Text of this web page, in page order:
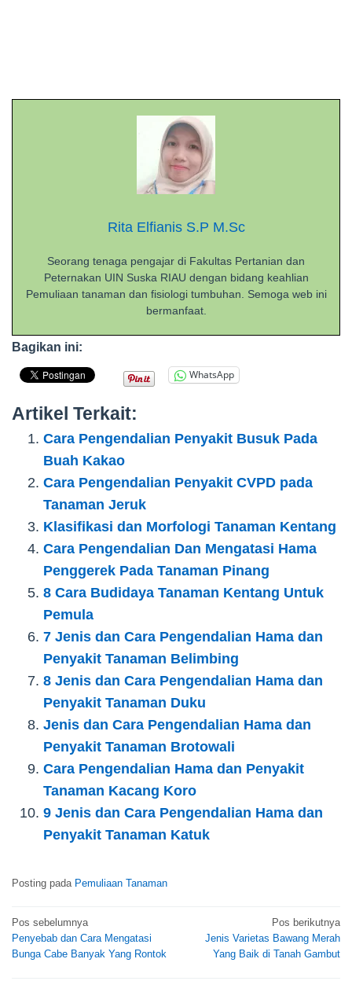
Rita Elfianis S.P M.Sc
Seorang tenaga pengajar di Fakultas Pertanian dan
Peternakan UIN Suska RIAU dengan bidang keahlian
Pemuliaan tanaman dan fisiologi tumbuhan. Semoga web ini
bermanfaat.
Bagikan ini:
WhatsApp
Artikel Terkait:
Cara Pengendalian Penyakit Busuk Pada
Buah Kakao
Cara Pengendalian Penyakit CVPD pada
Tanaman Jeruk
Klasifikasi dan Morfologi Tanaman Kentang
Cara Pengendalian Dan Mengatasi Hama
Penggerek Pada Tanaman Pinang
8 Cara Budidaya Tanaman Kentang Untuk
Pemula
7 Jenis dan Cara Pengendalian Hama dan
Penyakit Tanaman Belimbing
8 Jenis dan Cara Pengendalian Hama dan
Penyakit Tanaman Duku
Jenis dan Cara Pengendalian Hama dan
Penyakit Tanaman Brotowali
Cara Pengendalian Hama dan Penyakit
Tanaman Kacang Koro
9 Jenis dan Cara Pengendalian Hama dan
Penyakit Tanaman Katuk
Posting pada Pemuliaan Tanaman
Navigasi
pos
Pos sebelumnya
Penyebab dan Cara Mengatasi
Bunga Cabe Banyak Yang Rontok
Pos berikutnya
Jenis Varietas Bawang Merah
Yang Baik di Tanah Gambut